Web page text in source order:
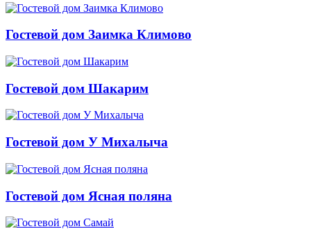
Гостевой дом Заимка Климово
Гостевой дом Шакарим
Гостевой дом У Михалыча
Гостевой дом Ясная поляна